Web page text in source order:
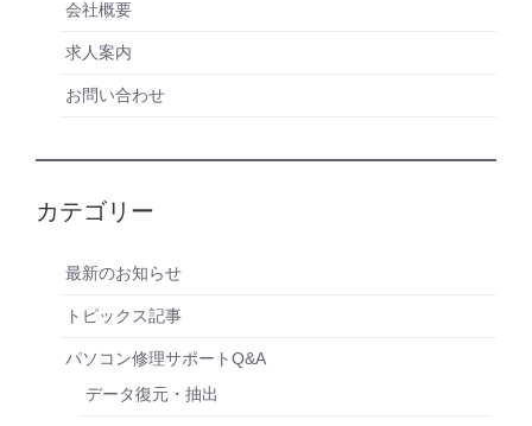
会社概要
求人案内
お問い合わせ
カテゴリー
最新のお知らせ
トピックス記事
パソコン修理サポートQ&A
データ復元・抽出